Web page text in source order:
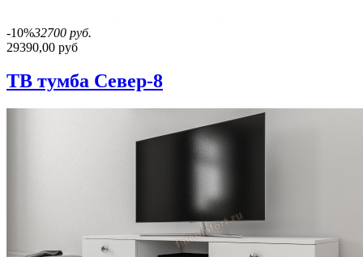
-10%32700 руб.
29390,00 руб
ТВ тумба Север-8